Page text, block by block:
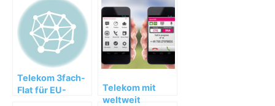
Telekom 3fach-
Flat für EU-
Telekom mit
weltweit